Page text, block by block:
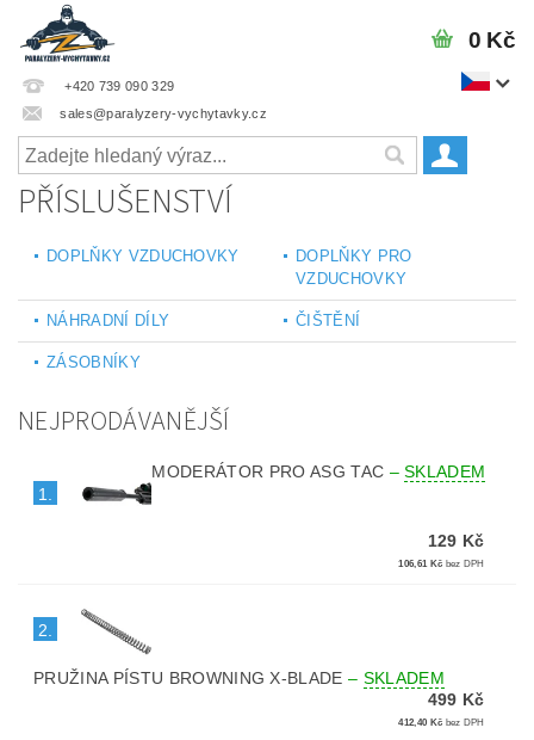
+420 739 090 329
sales@paralyzery-vychytavky.cz
0 Kč
PŘÍSLUŠENSTVÍ
DOPLŇKY VZDUCHOVKY
DOPLŇKY PRO
VZDUCHOVKY
NÁHRADNÍ DÍLY ČIŠTĚNÍ
ZÁSOBNÍKY
NEJPRODÁVANĚJŠÍ
1.
MODERÁTOR PRO ASG TAC –SKLADEM
129 Kč
106,61 Kč bez DPH
2.
PRUŽINA PÍSTU BROWNING X-BLADE– SKLADEM
499 Kč
412,40 Kč bez DPH